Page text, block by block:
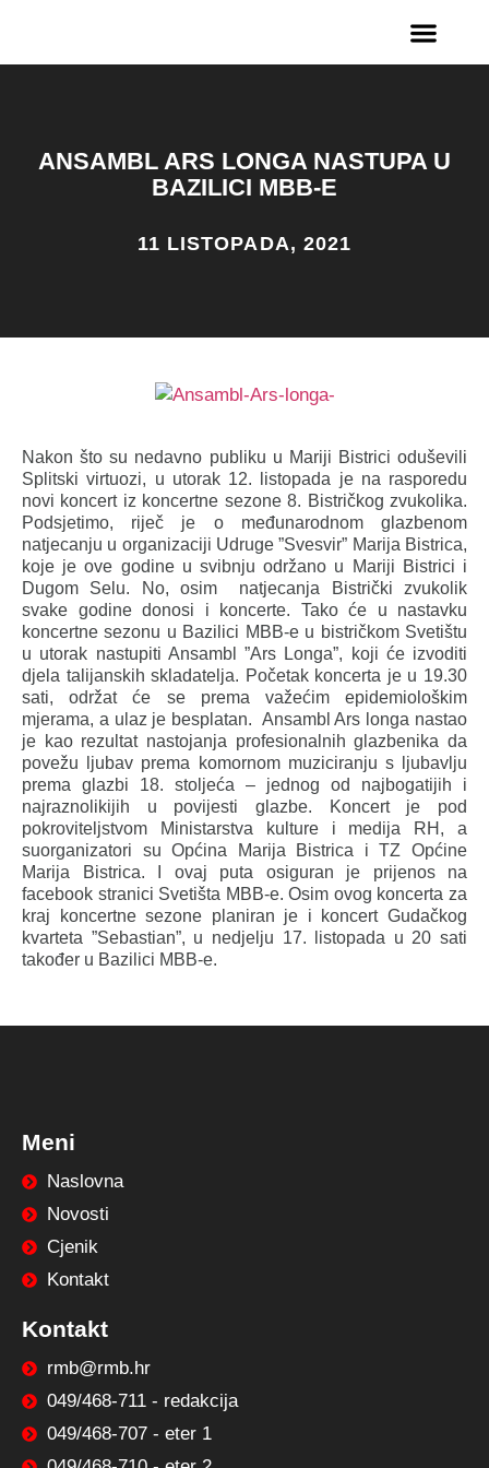
ANSAMBL ARS LONGA NASTUPA U
BAZILICI MBB-E
11 LISTOPADA, 2021
Nakon što su nedavno publiku u Mariji Bistrici oduševili
Splitski virtuozi, u utorak 12. listopada je na rasporedu
novi koncert iz koncertne sezone 8. Bistričkog zvukolika.
Podsjetimo, riječ je o međunarodnom glazbenom
natjecanju u organizaciji Udruge ”Svesvir” Marija Bistrica,
koje je ove godine u svibnju održano u Mariji Bistrici i
Dugom Selu. No, osim natjecanja Bistrički zvukolik
svake godine donosi i koncerte. Tako će u nastavku
koncertne sezonu u Bazilici MBB-e u bistričkom Svetištu
u utorak nastupiti Ansambl ”Ars Longa”, koji će izvoditi
djela talijanskih skladatelja. Početak koncerta je u 19.30
sati, održat će se prema važećim epidemiološkim
mjerama, a ulaz je besplatan. Ansambl Ars longa nastao
je kao rezultat nastojanja profesionalnih glazbenika da
povežu ljubav prema komornom muziciranju s ljubavlju
prema glazbi 18. stoljeća – jednog od najbogatijih i
najraznolikijih u povijesti glazbe. Koncert je pod
pokroviteljstvom Ministarstva kulture i medija RH, a
suorganizatori su Općina Marija Bistrica i TZ Općine
Marija Bistrica. I ovaj puta osiguran je prijenos na
facebook stranici Svetišta MBB-e. Osim ovog koncerta za
kraj koncertne sezone planiran je i koncert Gudačkog
kvarteta ”Sebastian”, u nedjelju 17. listopada u 20 sati
također u Bazilici MBB-e.
Meni
Naslovna
Novosti
Cjenik
Kontakt
Kontakt
rmb@rmb.hr
049/468-711 - redakcija
049/468-707 - eter 1